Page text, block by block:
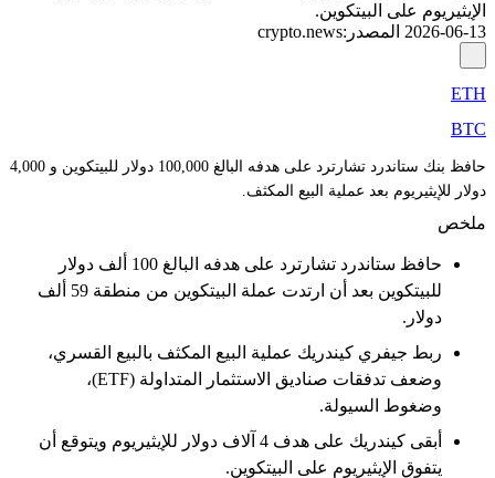
الإيثيريوم على البيتكوين.
2026-06-13 المصدر :
crypto.news
ETH
BTC
حافظ بنك ستاندرد تشارترد على هدفه البالغ 100,000 دولار للبيتكوين و 4,000
دولار للإيثيريوم بعد عملية البيع المكثف.
ملخص
حافظ ستاندرد تشارترد على هدفه البالغ 100 ألف دولار
للبيتكوين بعد أن ارتدت عملة البيتكوين من منطقة 59 ألف
دولار.
ربط جيفري كيندريك عملية البيع المكثف بالبيع القسري،
وضعف تدفقات صناديق الاستثمار المتداولة (ETF)،
وضغوط السيولة.
أبقى كيندريك على هدف 4 آلاف دولار للإيثيريوم ويتوقع أن
يتفوق الإيثيريوم على البيتكوين.